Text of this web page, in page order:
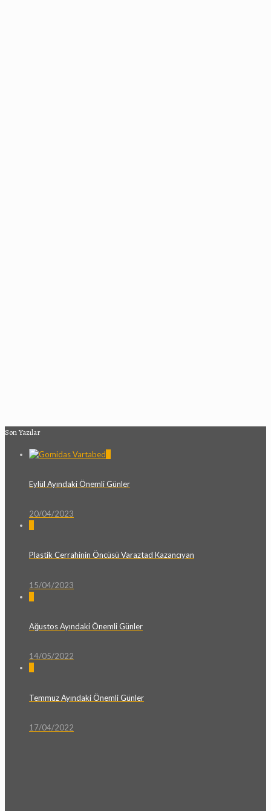
Son Yazılar
Eylül Ayındaki Önemli Günler
20/04/2023
Plastik Cerrahinin Öncüsü Varaztad Kazancıyan
15/04/2023
Ağustos Ayındaki Önemli Günler
14/05/2022
Temmuz Ayındaki Önemli Günler
17/04/2022